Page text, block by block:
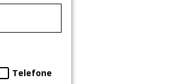
Telefone